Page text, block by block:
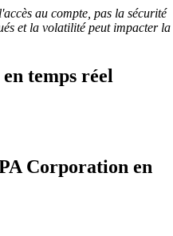
au compte, pas la sécurité
et la volatilité peut impacter la
temps réel
Corporation en